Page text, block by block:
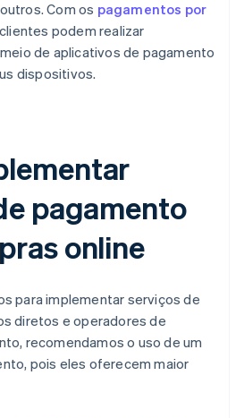
Com os pagamentos por
podem realizar
de aplicativos de pagamento
dispositivos.
pagamento
online
para implementar serviços de
diretos e operadores de
recomendamos o uso de um
pois eles oferecem maior